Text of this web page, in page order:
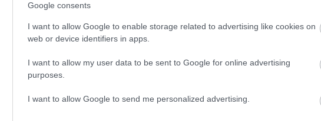
Google consents
I want to allow Google to enable storage related to advertising like cookies on
web or device identifiers in apps.
I want to allow my user data to be sent to Google for online advertising
purposes.
I want to allow Google to send me personalized advertising.